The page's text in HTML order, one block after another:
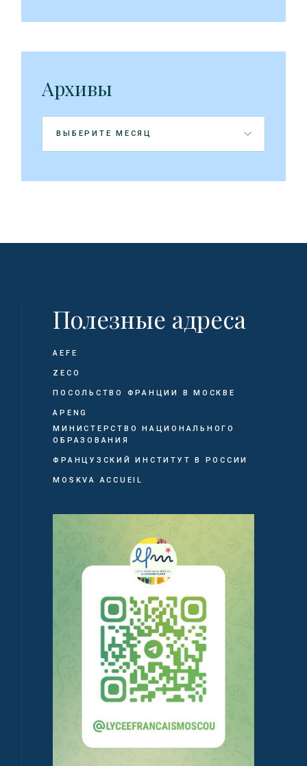
Архивы
Архивы
Полезные адреса
AEFE
ZECO
ПОСОЛЬСТВО ФРАНЦИИ В МОСКВЕ
APENG
МИНИСТЕРСТВО НАЦИОНАЛЬНОГО
ОБРАЗОВАНИЯ
ФРАНЦУЗСКИЙ ИНСТИТУТ В РОССИИ
MOSKVA ACCUEIL